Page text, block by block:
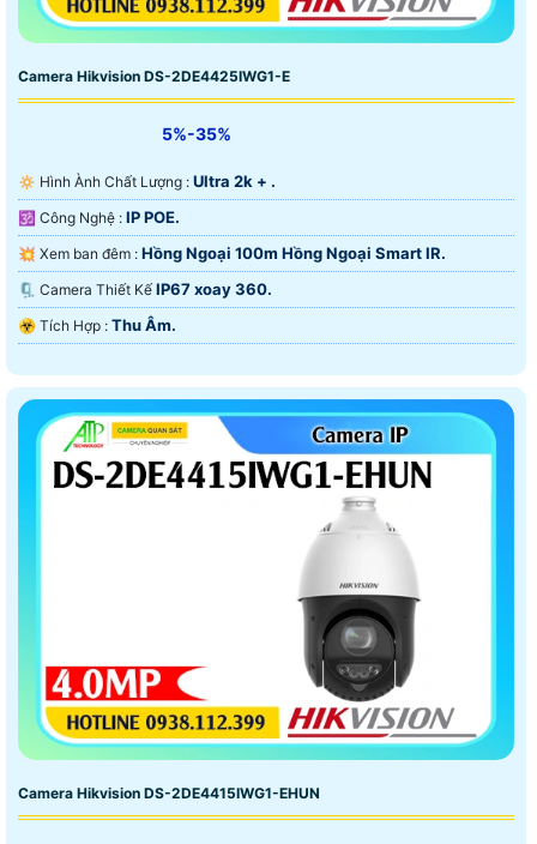
Camera Hikvision DS-2DE4425IWG1-E
5%-35%
🔅 Hình Ành Chất Lượng : Ultra 2k + .
🕉️ Công Nghệ : IP POE.
💥 Xem ban đêm : Hồng Ngoại 100m Hồng Ngoại Smart IR.
🗜️ Camera Thiết Kế IP67 xoay 360.
️☣️ Tích Hợp : Thu Âm.
Camera Hikvision DS-2DE4415IWG1-EHUN